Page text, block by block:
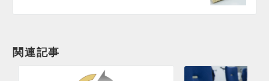
シ
ン
関連記事